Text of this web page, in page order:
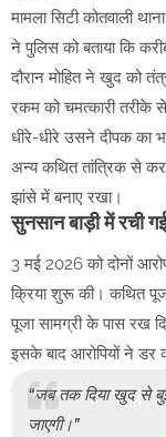
मामला सिटी कोतवाली
ने पुलिस को बताया कि
दौरान मोहित ने खुद को
रकम को चमत्कारी तरीके
धीरे-धीरे उसने दीपक का
अन्य कथित तांत्रिक से
झांसे में बनाए रखा।
सुनसान बाड़ी में रची
3 मई 2026 को दोनों
क्रिया शुरू की। कथित
पूजा सामग्री के पास रख
इसके बाद आरोपियों ने डर
“जब तक दिया खुद से
जाएगी।”